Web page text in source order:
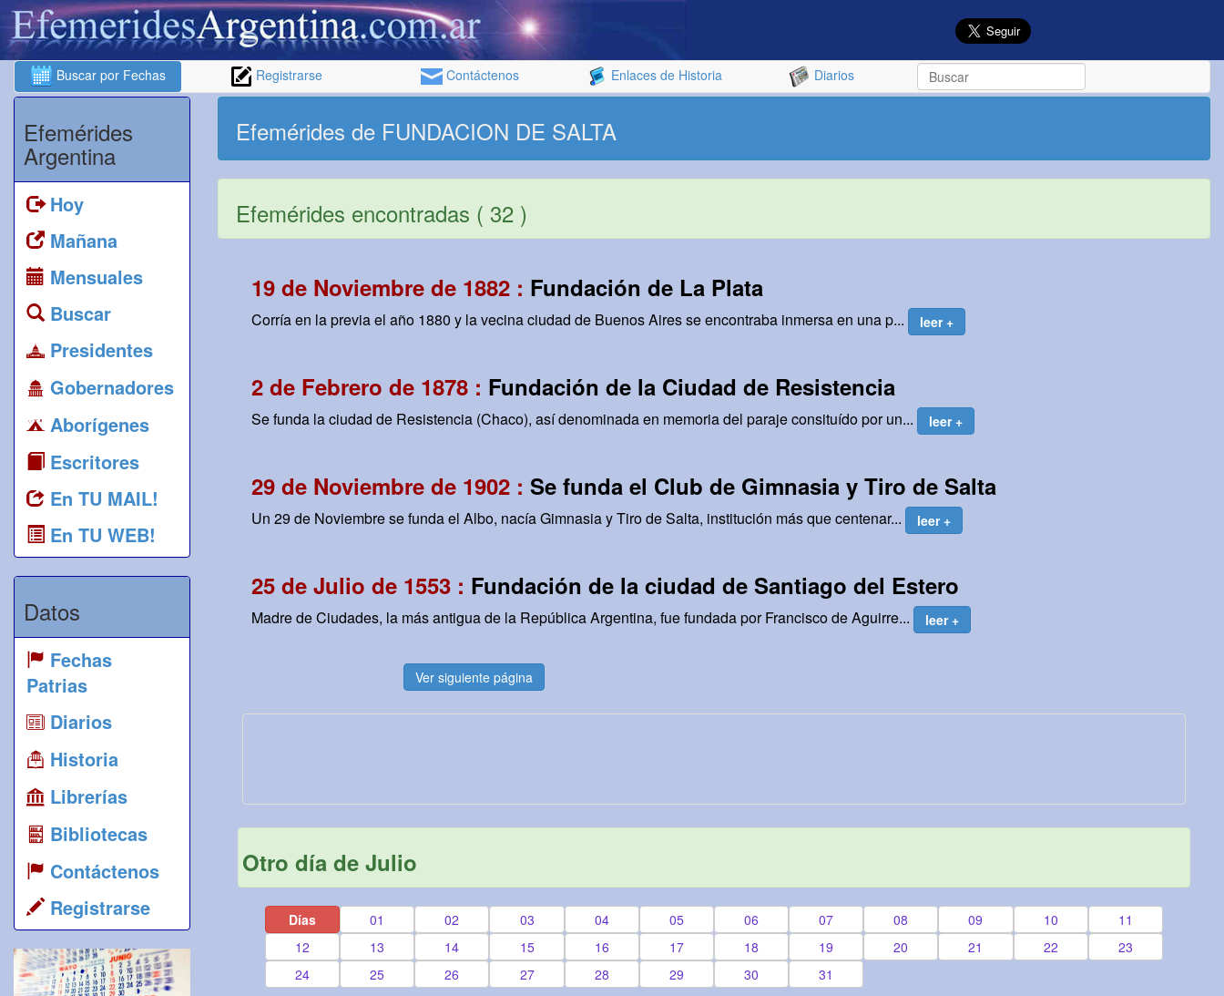
Buscar por Fechas Registrarse Contáctenos Enlaces de Historia Diarios
Efemérides
Argentina
Hoy
Mañana
Mensuales
Buscar
Presidentes
Gobernadores
Aborígenes
Escritores
En TU MAIL!
En TU WEB!
Datos
Fechas
Patrias
Diarios
Historia
Librerías
Bibliotecas
Contáctenos
Registrarse
Efemérides de FUNDACION DE SALTA
Efemérides encontradas ( 32 )
19 de Noviembre de 1882 : Fundación de La Plata
Corría en la previa el año 1880 y la vecina ciudad de Buenos Aires se encontraba inmersa en una p... leer +
2 de Febrero de 1878 : Fundación de la Ciudad de Resistencia
Se funda la ciudad de Resistencia (Chaco), así denominada en memoria del paraje consituído por un... leer +
29 de Noviembre de 1902 : Se funda el Club de Gimnasia y Tiro de Salta
Un 29 de Noviembre se funda el Albo, nacía Gimnasia y Tiro de Salta, institución más que centenar... leer +
25 de Julio de 1553 : Fundación de la ciudad de Santiago del Estero
Madre de Ciudades, la más antigua de la República Argentina, fue fundada por Francisco de Aguirre... leer +
Ver siguiente página
Otro día de Julio
Días 01 02 03 04 05 06 07 08 09 10
11
12
13 14 15 16 17 18 19 20 21 22
23
24
25 26 27 28 29 30 31